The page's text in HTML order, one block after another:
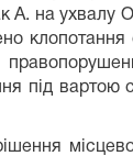
А. на ухвалу
клопотання
під